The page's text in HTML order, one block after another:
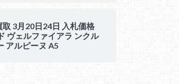
3月20日24日 入札価格
ヴェルファイアラ ンクル
アルピーヌ A5